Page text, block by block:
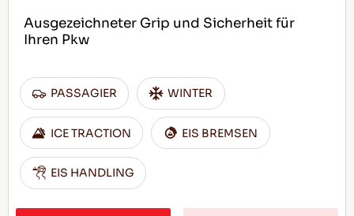
Ausgezeichneter Grip und Sicherheit für
Ihren Pkw
PASSAGIER WINTER
ICE TRACTION EIS BREMSEN
EIS HANDLING